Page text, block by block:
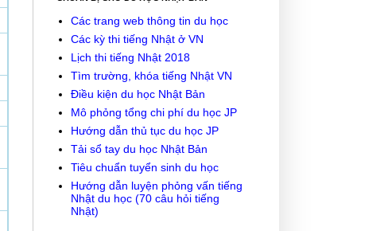
Các trang web thông tin du học
Các kỳ thi tiếng Nhật ở VN
Lịch thi tiếng Nhật 2018
Tìm trường, khóa tiếng Nhật VN
Điều kiện du học Nhật Bản
Mô phỏng tổng chi phí du học JP
Hướng dẫn thủ tục du học JP
Tải sổ tay du học Nhật Bản
Tiêu chuẩn tuyển sinh du học
Hướng dẫn luyện phỏng vấn tiếng
Nhật du học (70 câu hỏi tiếng
Nhật)